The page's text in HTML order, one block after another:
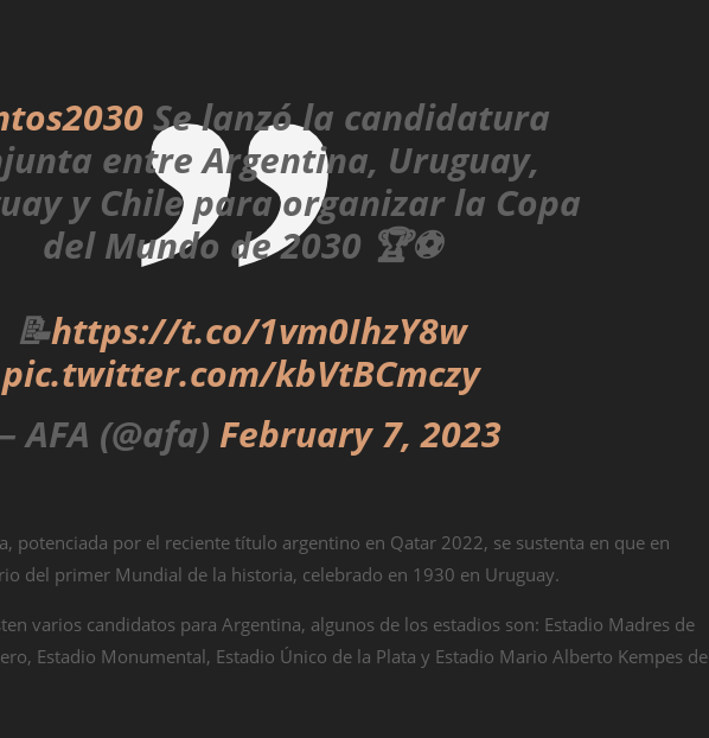
Se lanzó la candidatura
entre Argentina, Uruguay,
y Chile para organizar la Copa
del Mundo de 2030 🏆⚽️
📝https://t.co/1vm0IhzY8w
pic.twitter.com/kbVtBCmczy
AFA (@afa) February 7, 2023
potenciada por el reciente título argentino en Qatar 2022, se sustenta en que en
del primer Mundial de la historia, celebrado en 1930 en Uruguay.
varios candidatos para Argentina, algunos de los estadios son: Estadio Madres de
Estadio Monumental, Estadio Único de la Plata y Estadio Mario Alberto Kempes de